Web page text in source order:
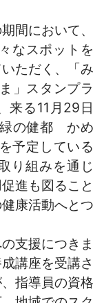
間において、
なスポットを
ただく、「み
」スタンプラ
来る11月29日
の健都 かめ
予定している
り組みを通じ
進も図ること
康活動へとつ
支援につきま
講座を受講さ
指導員の資格